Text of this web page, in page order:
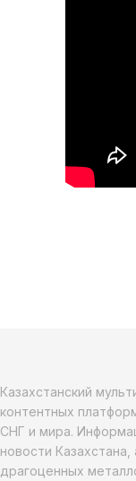
Казахстанский
контентных
СНГ и мира.
новости
драгоценных